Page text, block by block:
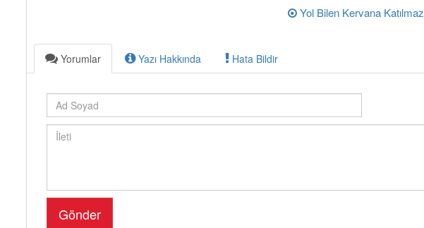
Yol Bilen Kervana Katılmaz
Yorumlar Yazı Hakkında Hata Bildir
Gönder